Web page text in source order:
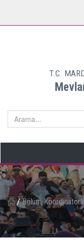
T.C.
/ Bölüm